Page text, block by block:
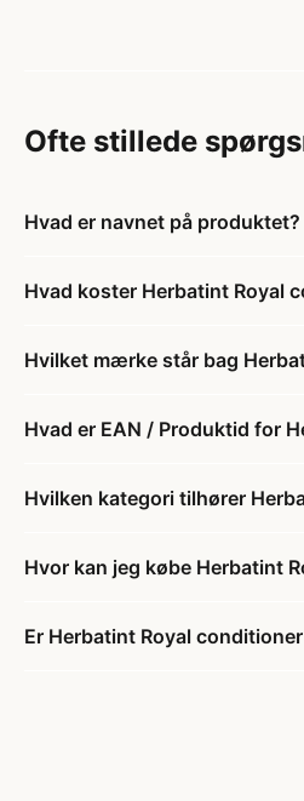
Ofte stillede
Hvad er navnet på produktet?
Hvad koster Herbatint Royal
Hvilket mærke står bag
Hvad er EAN / Produktid for
Hvilken kategori tilhører
Hvor kan jeg købe Herbatint
Er Herbatint Royal